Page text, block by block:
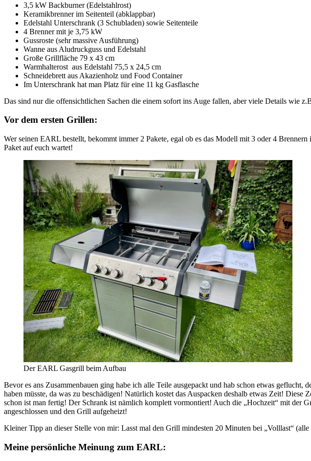
3,5 kW Backburner (Edelstahlrost)
Keramikbrenner im Seitenteil (abklappbar)
Edelstahl Unterschrank (3 Schubladen) sowie Seitenteile
4 Brenner mit je 3,75 kW
Gussroste (sehr massive Ausführung)
Wanne aus Aludruckguss und Edelstahl
Große Grillfläche 79 x 43 cm
Warmhalterost aus Edelstahl 75,5 x 24,5 cm
Schneidebrett aus Akazienholz und Food Container
Im Unterschrank hat man Platz für eine 11 kg Gasflasche
Das sind nur die offensichtlichen Sachen die einem sofort ins Auge fallen, aber viele Details wie
Vor dem ersten Grillen:
Wer seinen EARL bestellt, bekommt immer 2 Pakete, egal ob es das Modell mit 3 oder 4
Paket auf euch wartet!
Der EARL Gasgrill beim Aufbau
Bevor es ans Zusammenbauen ging habe ich alle Teile ausgepackt und hab schon etwas
haben müsste, da was zu beschädigen! Natürlich kostet das Auspacken deshalb etwas Zeit!
schon ist man fertig! Der Schrank ist nämlich komplett vormontiert! Auch die „Hochzeit“ mit der
angeschlossen und den Grill aufgeheizt!
Kleiner Tipp an dieser Stelle von mir: Lasst mal den Grill mindesten 20 Minuten bei „Volllast“
Meine persönliche Meinung zum EARL: